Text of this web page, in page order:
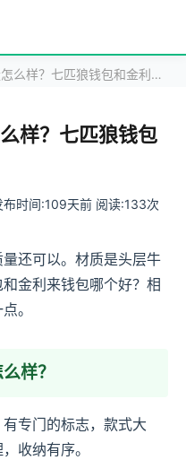
七匹狼钱包和金利来钱包哪个好？
样？七匹狼钱包
时间:109天前 阅读:133次
量还可以。材质是头层牛
金利来钱包哪个好？相
。
样？
专门的标志，款式大
收纳有序。